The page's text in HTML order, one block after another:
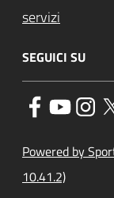
servizi
SEGUICI SU
Powered by
10.41.2)